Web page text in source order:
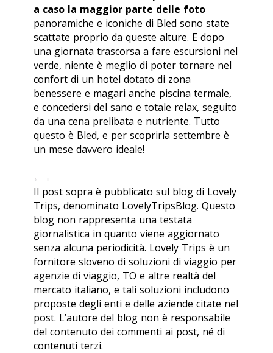
a caso la maggior parte delle foto
panoramiche e iconiche di Bled sono state
scattate proprio da queste alture. E dopo
una giornata trascorsa a fare escursioni nel
verde, niente è meglio di poter tornare nel
confort di un hotel dotato di zona
benessere e magari anche piscina termale,
e concedersi del sano e totale relax, seguito
da una cena prelibata e nutriente. Tutto
questo è Bled, e per scoprirla settembre è
un mese davvero ideale!
Il post sopra è pubblicato sul blog di Lovely
Trips, denominato LovelyTripsBlog. Questo
blog non rappresenta una testata
giornalistica in quanto viene aggiornato
senza alcuna periodicità. Lovely Trips è un
fornitore sloveno di soluzioni di viaggio per
agenzie di viaggio, TO e altre realtà del
mercato italiano, e tali soluzioni includono
proposte degli enti e delle aziende citate nel
post. L’autore del blog non è responsabile
del contenuto dei commenti ai post, né di
contenuti terzi.